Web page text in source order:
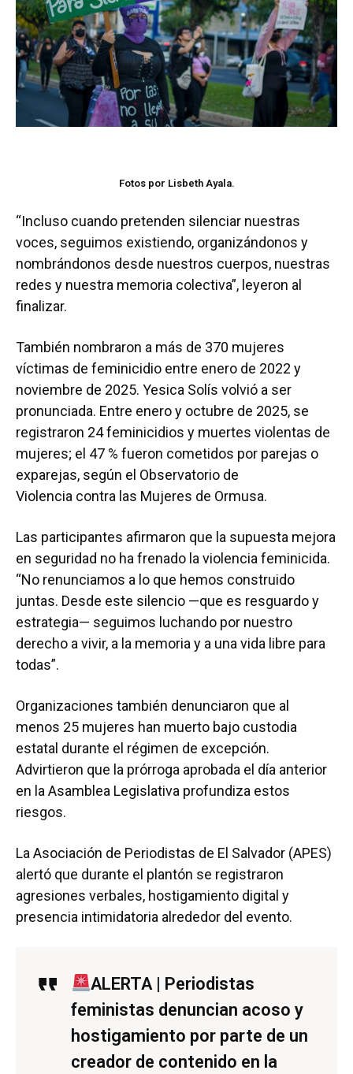
Fotos por Lisbeth Ayala.
“Incluso cuando pretenden silenciar nuestras
voces, seguimos existiendo, organizándonos y
nombrándonos desde nuestros cuerpos, nuestras
redes y nuestra memoria colectiva”, leyeron al
finalizar.
También nombraron a más de 370 mujeres
víctimas de feminicidio entre enero de 2022 y
noviembre de 2025. Yesica Solís volvió a ser
pronunciada. Entre enero y octubre de 2025, se
registraron 24 feminicidios y muertes violentas de
mujeres; el 47 % fueron cometidos por parejas o
exparejas, según el Observatorio de
Violencia contra las Mujeres de Ormusa.
Las participantes afirmaron que la supuesta mejora
en seguridad no ha frenado la violencia feminicida.
“No renunciamos a lo que hemos construido
juntas. Desde este silencio —que es resguardo y
estrategia— seguimos luchando por nuestro
derecho a vivir, a la memoria y a una vida libre para
todas”.
Organizaciones también denunciaron que al
menos 25 mujeres han muerto bajo custodia
estatal durante el régimen de excepción.
Advirtieron que la prórroga aprobada el día anterior
en la Asamblea Legislativa profundiza estos
riesgos.
La Asociación de Periodistas de El Salvador (APES)
alertó que durante el plantón se registraron
agresiones verbales, hostigamiento digital y
presencia intimidatoria alrededor del evento.
ALERTA | Periodistas
feministas denuncian acoso y
hostigamiento por parte de un
creador de contenido en la